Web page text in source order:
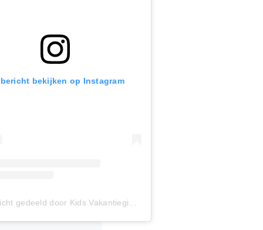
bekijken op Instagram